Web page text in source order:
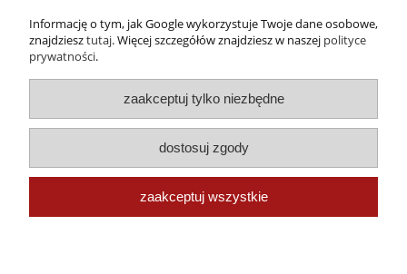
Zdobywca tytułu
Gepardy Biznesu
2016
Informację o tym, jak Google wykorzystuje Twoje dane osobowe,
znajdziesztutaj. Więcej szczegółów znajdziesz w naszej polityce
prywatności.
zaakceptuj tylko niezbędne
dostosuj zgody
zaakceptuj wszystkie